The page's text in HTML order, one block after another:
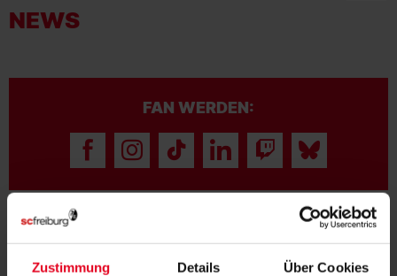
Zustimmung Details Über Cookies
NEWS
FAN WERDEN:
MITGLIED WERDEN